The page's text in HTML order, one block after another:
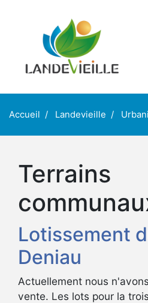
Accueil Landevieille
Terrains
Lotissement
Deniau
Actuellement nous
vente. Les lots pour la